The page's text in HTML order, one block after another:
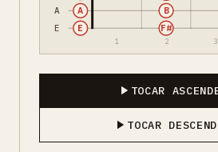
A
E
1 2 3
E F#
A B
TOCAR
TOCAR